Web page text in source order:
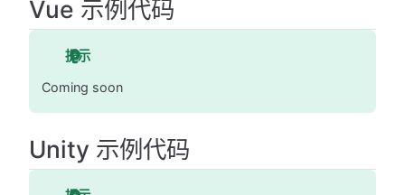
Vue 示例代码
提示
Coming soon
Unity 示例代码